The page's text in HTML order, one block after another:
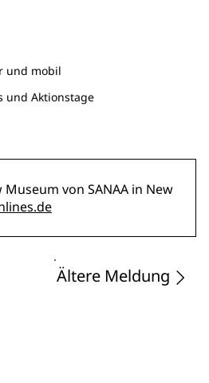
und mobil
und Aktionstage
von SANAA in New
Ältere Meldung